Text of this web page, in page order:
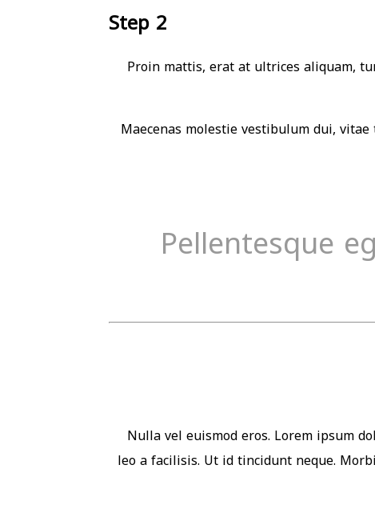
Step 2
Proin mattis, erat at ultrices aliquam,
Maecenas molestie vestibulum dui,
Pellentesque
Nulla vel euismod eros. Lorem ipsum
leo a facilisis. Ut id tincidunt neque.